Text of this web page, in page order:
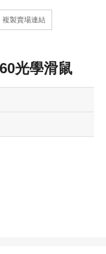
複製賣場連結
光學滑鼠